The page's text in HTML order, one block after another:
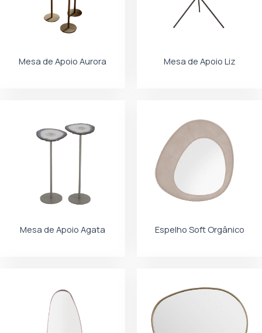
Mesa de Apoio Aurora Mesa de Apoio Liz
Mesa de Apoio Agata Espelho Soft Orgânico